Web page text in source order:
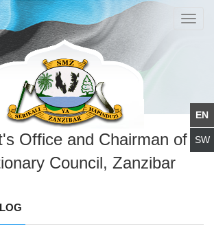
Office and Chairman of
Council, Zanzibar